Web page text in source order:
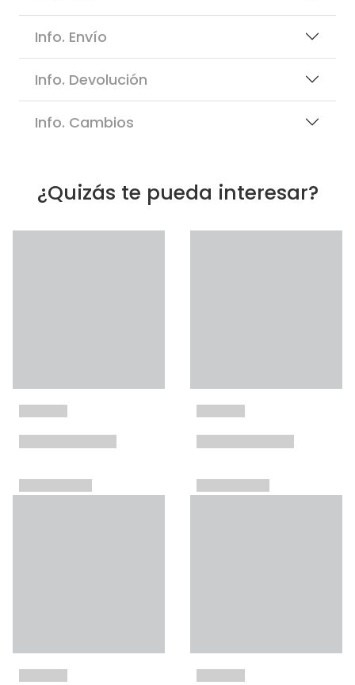
Info. Envío
Info. Devolución
Info. Cambios
¿Quizás te pueda interesar?